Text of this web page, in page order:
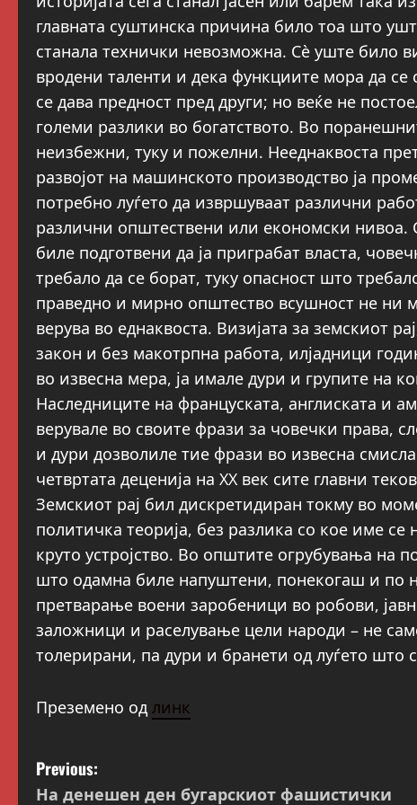
главната суштинска причина било тоа што
станала технички невозможна. Сѐ уште било
вродени таленти и дека функциите мора да
се дава предност пред други; но веќе не
големи разлики во богатството. Во
неизбежни, туку и пожелни. Нееднаквоста
развојот на машинското производство ја
потребно луѓето да извршуваат различни
различни општествени или економски
биле подготвени да ја приграбат власта,
требало да се борат, туку опасност што
праведно и мирно општество всушност не ни
верува во еднаквоста. Визијата за земскиот
закон и без макотрпна работа, илјадници
во извесна мера, ја имале дури и групите на
Наследниците на француската, англиската и
верувале во своите фрази за човечки права,
и дури дозволиле тие фрази во извесна
четвртата деценија на XX век сите главни
Земскиот рај бил дискретидиран токму во
политичка теорија, без разлика со кое име се
круто устројство. Во општите огрубувања на
што одамна биле напуштени, понекогаш и по
претварање воени заробеници во робови,
заложници и раселување цели народи – не
толерирани, па дури и бранети од луѓето што
Преземено од линк
P
Previous:
На денешен ден бугарскиот фашистички